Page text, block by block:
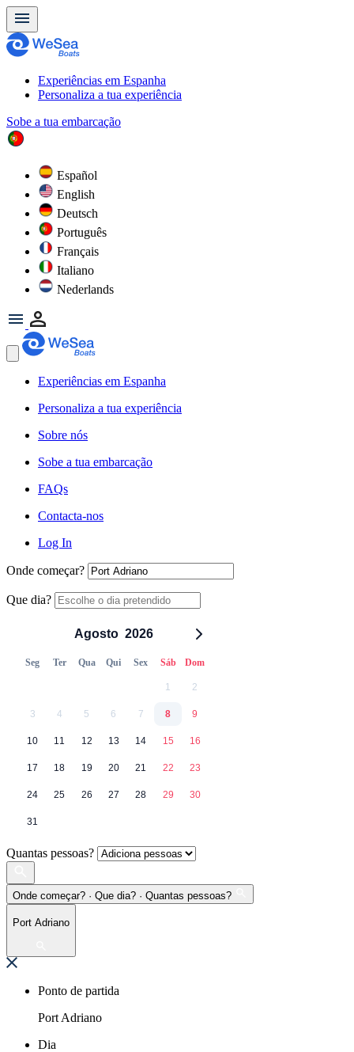
Experiências em Espanha
Personaliza a tua experiência
Sobe a tua embarcação
Español
English
Deutsch
Português
Français
Italiano
Nederlands
Experiências em Espanha
Personaliza a tua experiência
Sobre nós
Sobe a tua embarcação
FAQs
Contacta-nos
Log In
Onde começar?
Que dia?
Agosto 2026
Seg Ter Qua Qui Sex Sáb Dom
1 2
3 4 5 6 7 8 9
10 11 12 13 14 15 16
17 18 19 20 21 22 23
24 25 26 27 28 29 30
31
Quantas pessoas?
Onde começar? · Que dia? · Quantas pessoas?
Port Adriano
Ponto de partida
Port Adriano
Dia